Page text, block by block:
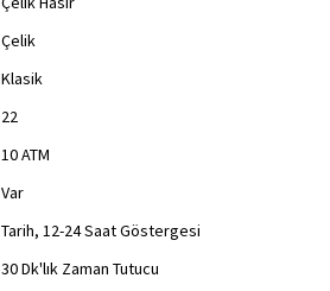
Çelik
Klasik
22
10 ATM
Var
Tarih, 12-24 Saat Göstergesi
30 Dk'lık Zaman Tutucu